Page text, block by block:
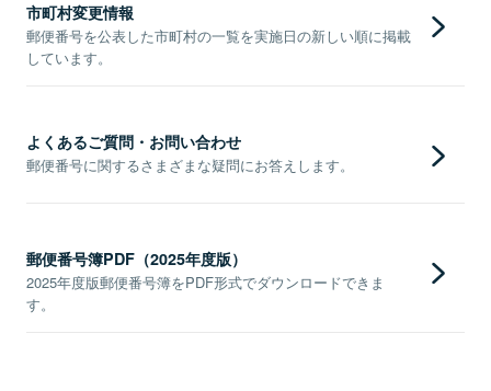
市町村変更情報
郵便番号を公表した市町村の一覧を実施日の新しい順に掲載
しています。
よくあるご質問・お問い合わせ
郵便番号に関するさまざまな疑問にお答えします。
郵便番号簿PDF（2025年度版）
2025年度版郵便番号簿をPDF形式でダウンロードできま
す。